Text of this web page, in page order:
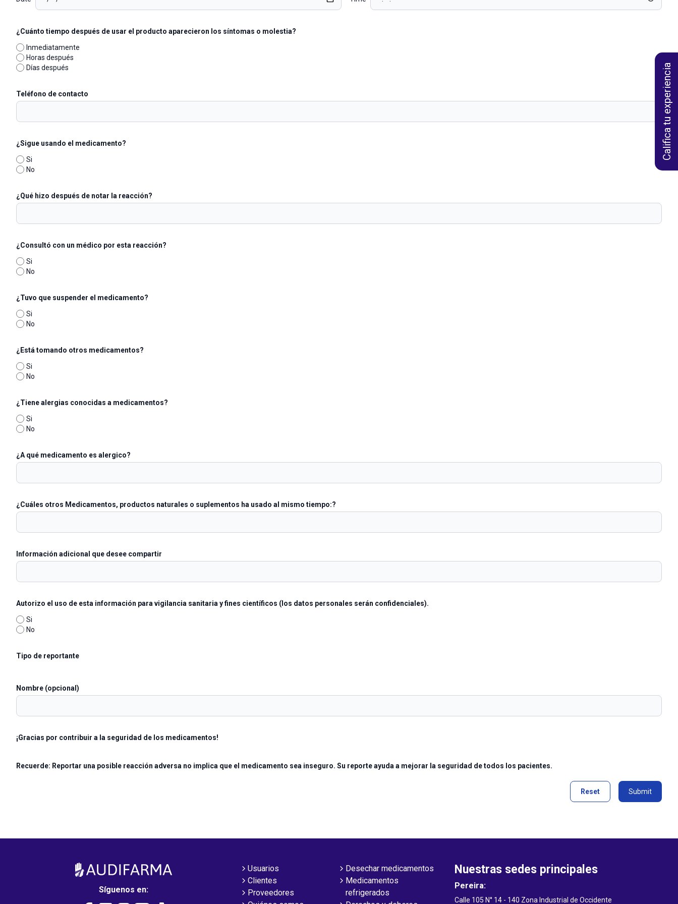
¿Cuánto tiempo después de usar el producto aparecieron los síntomas o molestia?
Inmediatamente
Horas después
Días después
Teléfono de contacto
¿Sigue usando el medicamento?
Si
No
¿Qué hizo después de notar la reacción?
¿Consultó con un médico por esta reacción?
Si
No
¿Tuvo que suspender el medicamento?
Si
No
¿Está tomando otros medicamentos?
Si
No
¿Tiene alergias conocidas a medicamentos?
Si
No
¿A qué medicamento es alergico?
¿Cuáles otros Medicamentos, productos naturales o suplementos ha usado al mismo tiempo:?
Información adicional que desee compartir
Autorizo el uso de esta información para vigilancia sanitaria y fines científicos (los datos personales serán confidenciales).
Si
No
Tipo de reportante
Nombre (opcional)
¡Gracias por contribuir a la seguridad de los medicamentos!
Recuerde: Reportar una posible reacción adversa no implica que el medicamento sea inseguro. Su reporte ayuda a mejorar la seguridad de todos los pacientes.
Reset Submit
Síguenos en:
Usuarios
Clientes
Proveedores
Desechar medicamentos
Medicamentos
refrigerados
Nuestras sedes principales
Pereira:
Calle 105 N° 14 - 140 Zona Industrial de Occidente
Califica tu experiencia